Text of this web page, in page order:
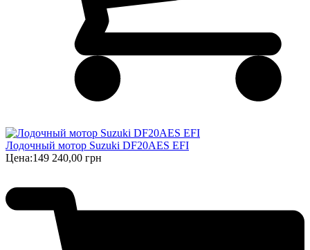
Лодочный мотор Suzuki DF20AES EFI
Цена:149 240,00 грн